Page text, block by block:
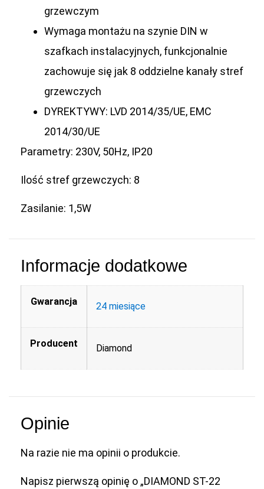
grzewczym
Wymaga montażu na szynie DIN w
szafkach instalacyjnych, funkcjonalnie
zachowuje się jak 8 oddzielne kanały stref
grzewczych
DYREKTYWY: LVD 2014/35/UE, EMC
2014/30/UE
Parametry: 230V, 50Hz, IP20
Ilość stref grzewczych: 8
Zasilanie: 1,5W
Informacje dodatkowe
Gwarancja 24 miesiące
Producent Diamond
Opinie
Na razie nie ma opinii o produkcie.
Napisz pierwszą opinię o „DIAMOND ST-22